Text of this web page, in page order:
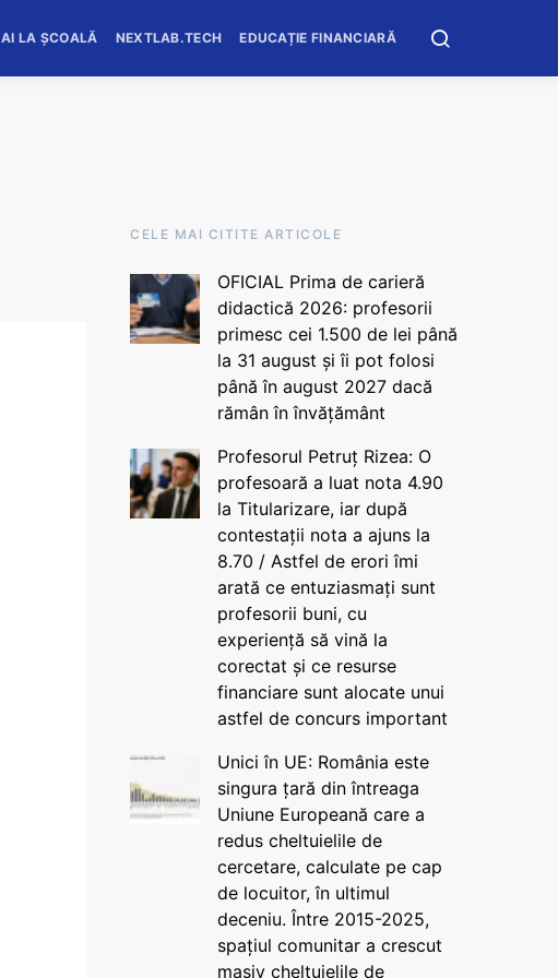
AI LA ȘCOALĂ NEXTLAB.TECH EDUCAȚIE FINANCIARĂ
CELE MAI CITITE ARTICOLE
OFICIAL Prima de carieră
didactică 2026: profesorii
primesc cei 1.500 de lei până
la 31 august și îi pot folosi
până în august 2027 dacă
rămân în învățământ
Profesorul Petruț Rizea: O
profesoară a luat nota 4.90
la Titularizare, iar după
contestații nota a ajuns la
8.70 / Astfel de erori îmi
arată ce entuziasmați sunt
profesorii buni, cu
experiență să vină la
corectat și ce resurse
financiare sunt alocate unui
astfel de concurs important
Unici în UE: România este
singura țară din întreaga
Uniune Europeană care a
redus cheltuielile de
cercetare, calculate pe cap
de locuitor, în ultimul
deceniu. Între 2015-2025,
spațiul comunitar a crescut
masiv cheltuielile de